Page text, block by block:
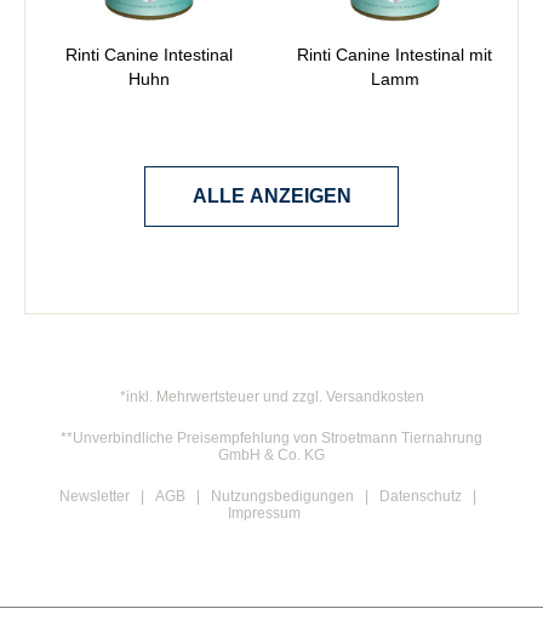
Rinti Canine Intestinal
Huhn
Rinti Canine Intestinal mit
Lamm
ALLE ANZEIGEN
*inkl. Mehrwertsteuer und zzgl. Versandkosten
**Unverbindliche Preisempfehlung von Stroetmann Tiernahrung
GmbH & Co. KG
Newsletter AGB Nutzungsbedigungen
Datenschutz
Impressum